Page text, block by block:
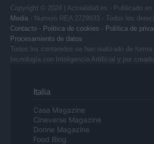
Copyright © 2024 | Actualidad.es - Publicado en
Media - Numero REA 2729933 - Todos los
Contacto - Politica de cookies - Política de
Procesamiento de datos
Todos los contenidos se han realizado de forma
tecnología con Inteligencia Artificial y por
Italia
Casa Magazine
Cineverse Magazine
Donne Magazine
Food Blog